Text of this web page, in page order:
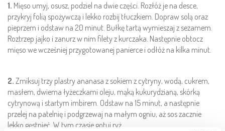
1. Mięso umyj, osusz, podziel na dwie części. Rozłóż je na desce,
przykryj folią spożywczą i lekko rozbij tłuczkiem. Dopraw solą oraz
pieprzem i odstaw na 20 minut. Bułkę tartą wymieszaj z sezamem.
Roztrzep jajko i zanurz w nim filety z kurczaka. Następnie obtocz
mięso we wcześniej przygotowanej panierce i odłóż na kilka minut.
2. Zmiksuj trzy plastry ananasa z sokiem z cytryny, wodą, cukrem,
masłem, dwiema łyżeczkami oleju, mąką kukurydzianą, skórką
cytrynową i startym imbirem. Odstaw na 15 minut, a następnie
przelej na patelnię i podgrzewaj na małym ogniu, aż sos zacznie
lekko gęstnieć. W tym czasie gotuj ryż.